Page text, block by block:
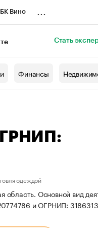
Вино
Стать
Финансы
одеждой
Основной вид
и ОГРНИП: